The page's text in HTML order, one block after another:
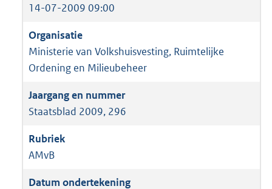
14-07-2009 09:00
Ministerie van Volkshuisvesting, Ruimtelijke
Ordening en Milieubeheer
Staatsblad 2009, 296
AMvB